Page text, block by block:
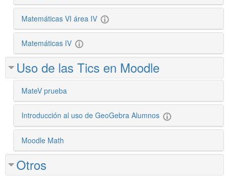
Matemáticas VI área IV
Matemáticas IV
Uso de las Tics en Moodle
MateV prueba
Introducción al uso de GeoGebra Alumnos
Moodle Math
Otros